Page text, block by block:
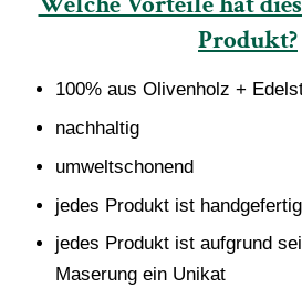
Produkt?
100% aus Olivenholz +
nachhaltig
umweltschonend
jedes Produkt ist
jedes Produkt ist aufgrund
Maserung ein Unikat